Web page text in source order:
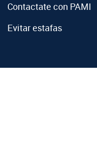
Contactate con PAMI
Evitar estafas